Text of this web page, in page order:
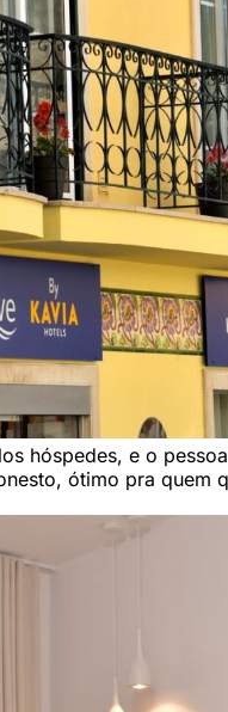
hóspedes, e o
ótimo pra quem